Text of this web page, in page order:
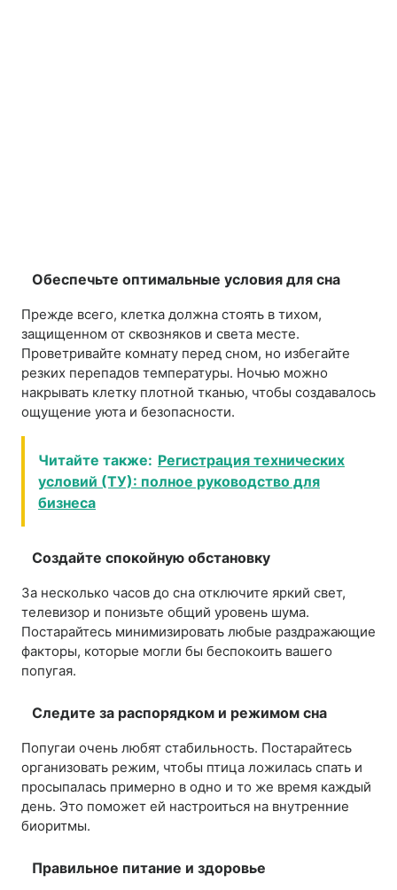
Обеспечьте оптимальные условия для сна
Прежде всего, клетка должна стоять в тихом,
защищенном от сквозняков и света месте.
Проветривайте комнату перед сном, но избегайте
резких перепадов температуры. Ночью можно
накрывать клетку плотной тканью, чтобы создавалось
ощущение уюта и безопасности.
Читайте также: Регистрация технических
условий (ТУ): полное руководство для
бизнеса
Создайте спокойную обстановку
За несколько часов до сна отключите яркий свет,
телевизор и понизьте общий уровень шума.
Постарайтесь минимизировать любые раздражающие
факторы, которые могли бы беспокоить вашего
попугая.
Следите за распорядком и режимом сна
Попугаи очень любят стабильность. Постарайтесь
организовать режим, чтобы птица ложилась спать и
просыпалась примерно в одно и то же время каждый
день. Это поможет ей настроиться на внутренние
биоритмы.
Правильное питание и здоровье